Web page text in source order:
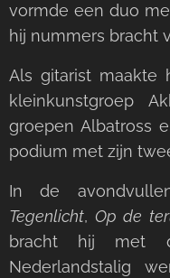
vormde een duo
hij nummers bracht
Als gitarist maakte
kleinkunstgroep
groepen Albatross
podium met zijn
In de
Tegenlicht,Op de
bracht hij met
Nederlandstalig